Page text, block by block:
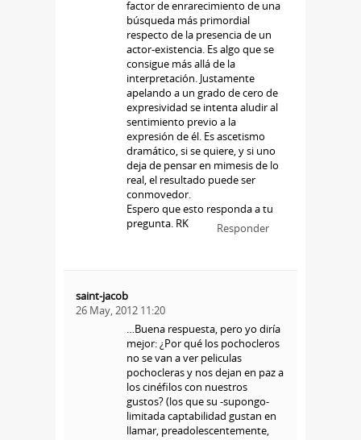
factor de enrarecimiento de una
búsqueda más primordial
respecto de la presencia de un
actor-existencia. Es algo que se
consigue más allá de la
interpretación. Justamente
apelando a un grado de cero de
expresividad se intenta aludir al
sentimiento previo a la
expresión de él. Es ascetismo
dramático, si se quiere, y si uno
deja de pensar en mimesis de lo
real, el resultado puede ser
conmovedor.
Espero que esto responda a tu
pregunta. RK
Responder
saint-jacob
26 May, 2012 11:20
…Buena respuesta, pero yo diría
mejor: ¿Por qué los pochocleros
no se van a ver peliculas
pochocleras y nos dejan en paz a
los cinéfilos con nuestros
gustos? (los que su -supongo-
limitada captabilidad gustan en
llamar, preadolescentemente,